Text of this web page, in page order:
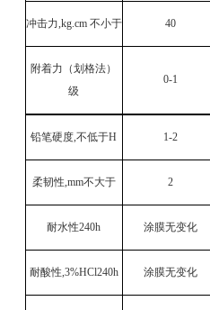
冲击力,kg.cm 不小于 40
附着力（划格法）
级
0-1
铅笔硬度,不低于H 1-2
柔韧性,mm不大于 2
耐水性240h 涂膜无变化
耐酸性,3%HCl240h 涂膜无变化